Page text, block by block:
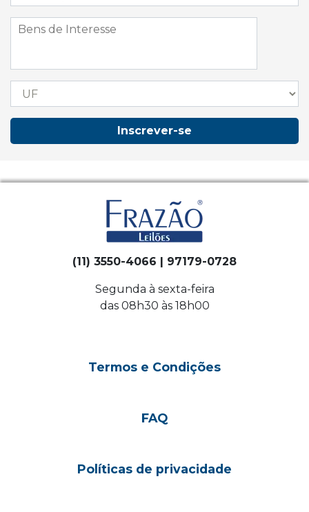
Inscrever-se
(11) 3550-4066 | 97179-0728
Segunda à sexta-feira
das 08h30 às 18h00
Termos e Condições
FAQ
Políticas de privacidade